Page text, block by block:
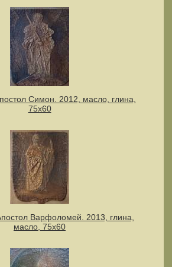
Симон. 2012, масло, глина,
75x60
Варфоломей. 2013, глина,
масло, 75х60